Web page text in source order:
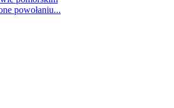
powołaniu...